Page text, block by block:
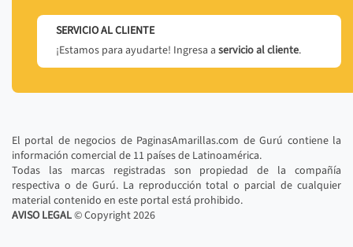
SERVICIO AL CLIENTE
¡Estamos para ayudarte! Ingresa a servicio al cliente.
El portal de negocios de PaginasAmarillas.com de Gurú contiene la
información comercial de 11 países de Latinoamérica.
Todas las marcas registradas son propiedad de la compañía
respectiva o de Gurú. La reproducción total o parcial de cualquier
material contenido en este portal está prohibido.
AVISO LEGAL© Copyright2026